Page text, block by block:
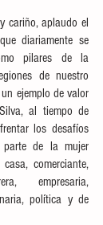
cariño, aplaudo el
diariamente se
pilares de la
de nuestro
ejemplo de valor
al tiempo de
los desafíos
de la mujer
comerciante,
empresaria,
política y de